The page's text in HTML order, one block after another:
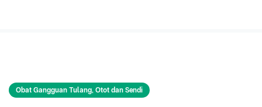
Obat Gangguan Tulang, Otot dan Sendi